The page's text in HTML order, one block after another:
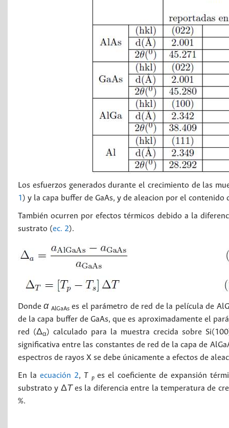
Los esfuerzos generados durante el crecimiento de las
1 ) y la capa buffer de GaAs, y de aleacion por el contenido
También ocurren por efectos térmicos debido a la
sustrato (ec. 2).
Dondeα AlGaAses el parámetro de red de la película de
de la capa buffer de GaAs, que es aproximadamente el
red (Δα) calculado para la muestra crecida sobre
significativa entre las constantes de red de la capa de
espectros de rayos X se debe únicamente a efectos de
En la ecuación 2, T p es el coeficiente de expansión
substrato y ΔΤes la diferencia entre la temperatura de
%.